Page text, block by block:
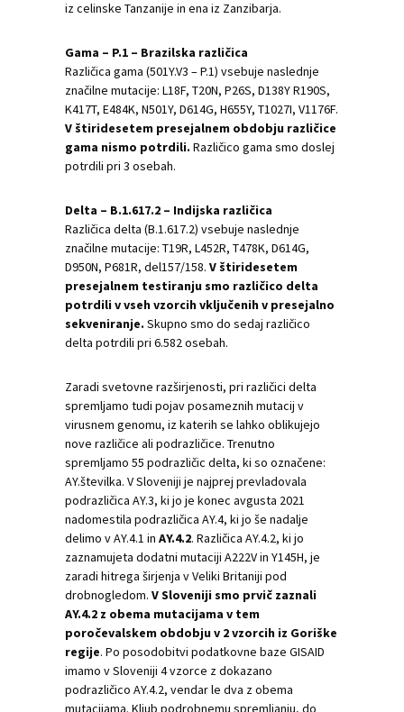
iz celinske Tanzanije in ena iz Zanzibarja.
Gama – P.1 – Brazilska različica
Različica gama (501Y.V3 – P.1) vsebuje naslednje
značilne mutacije: L18F, T20N, P26S, D138Y R190S,
K417T, E484K, N501Y, D614G, H655Y, T1027I, V1176F.
V štiridesetem presejalnem obdobju različice
gama nismo potrdili. Različico gama smo doslej
potrdili pri 3 osebah.
Delta – B.1.617.2 – Indijska različica
Različica delta (B.1.617.2) vsebuje naslednje
značilne mutacije: T19R, L452R, T478K, D614G,
D950N, P681R, del157/158. V štiridesetem
presejalnem testiranju smo različico delta
potrdili v vseh vzorcih vključenih v presejalno
sekveniranje. Skupno smo do sedaj različico
delta potrdili pri 6.582 osebah.
Zaradi svetovne razširjenosti, pri različici delta
spremljamo tudi pojav posameznih mutacij v
virusnem genomu, iz katerih se lahko oblikujejo
nove različice ali podrazličice. Trenutno
spremljamo 55 podrazličic delta, ki so označene:
AY.številka. V Sloveniji je najprej prevladovala
podrazličica AY.3, ki jo je konec avgusta 2021
nadomestila podrazličica AY.4, ki jo še nadalje
delimo v AY.4.1 in AY.4.2. Različica AY.4.2, ki jo
zaznamujeta dodatni mutaciji A222V in Y145H, je
zaradi hitrega širjenja v Veliki Britaniji pod
drobnogledom. V Sloveniji smo prvič zaznali
AY.4.2 z obema mutacijama v tem
poročevalskem obdobju v 2 vzorcih iz Goriške
regije. Po posodobitvi podatkovne baze GISAID
imamo v Sloveniji 4 vzorce z dokazano
podrazličico AY.4.2, vendar le dva z obema
mutacijama. Kljub podrobnemu spremljanju, do